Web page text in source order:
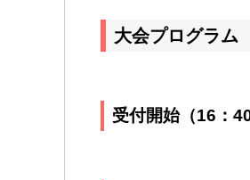
大会プログラム
受付開始（16：40